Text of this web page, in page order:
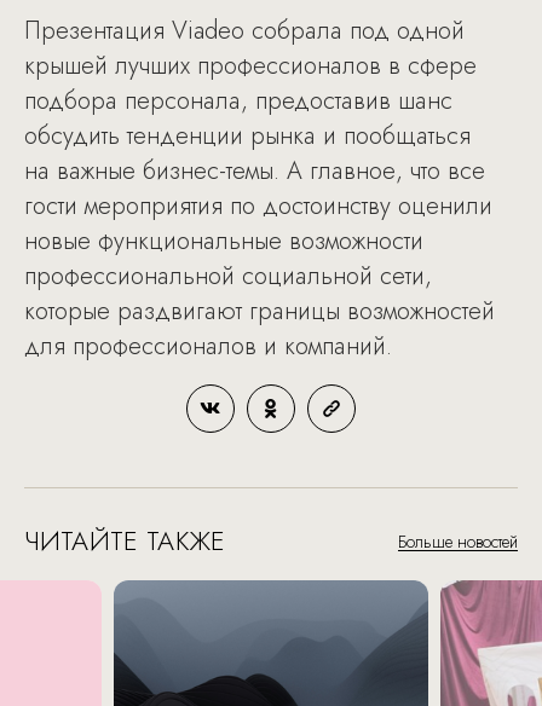
Презентация Viadeo собрала под одной
крышей лучших профессионалов в сфере
подбора персонала, предоставив шанс
обсудить тенденции рынка и пообщаться
на важные бизнес-темы. А главное, что все
гости мероприятия по достоинству оценили
новые функциональные возможности
профессиональной социальной сети,
которые раздвигают границы возможностей
для профессионалов и компаний.
ЧИТАЙТЕ ТАКЖЕ Больше новостей